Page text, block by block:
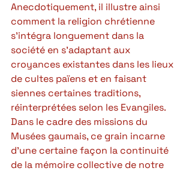
Anecdotiquement, il illustre ainsi
comment la religion chrétienne
s’intégra longuement dans la
société en s’adaptant aux
croyances existantes dans les lieux
de cultes païens et en faisant
siennes certaines traditions,
réinterprétées selon les Evangiles.
Dans le cadre des missions du
Musées gaumais, ce grain incarne
d’une certaine façon la continuité
de la mémoire collective de notre